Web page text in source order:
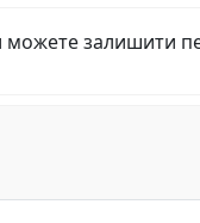
можете залишити